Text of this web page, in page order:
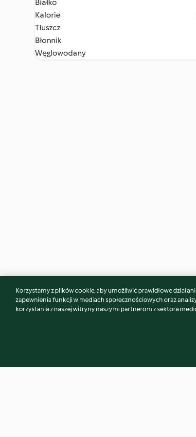
Białko
Kalorie
Tłuszcz
Błonnik
Węglowodany
Może spodoba Ci się również...
Korzystamy z plików cookie, aby umożliwić prawidłowe
zapewnienia funkcji w mediach społecznościowych oraz
korzystania z naszej witryny naszymi partnerom z sektora